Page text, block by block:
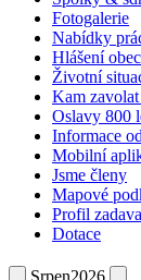
Fotogalerie
Nabídky
Hlášení
Životní
Kam
Oslavy 800
Informace
Mobilní
Jsme členy
Mapové
Profil
Dotace